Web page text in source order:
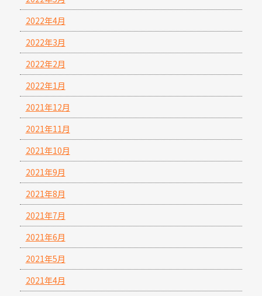
2022年4月
2022年3月
2022年2月
2022年1月
2021年12月
2021年11月
2021年10月
2021年9月
2021年8月
2021年7月
2021年6月
2021年5月
2021年4月